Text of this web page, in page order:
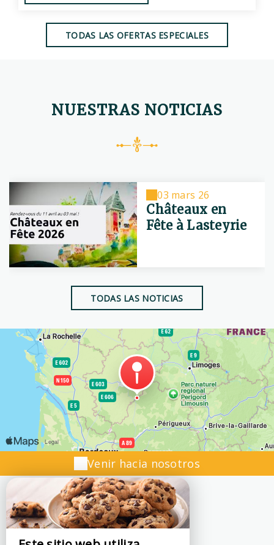
TODAS LAS OFERTAS ESPECIALES
NUESTRAS NOTICIAS
03 mars 26
Châteaux en
Fête à Lasteyrie
TODAS LAS NOTICIAS
Venir hacia nosotros